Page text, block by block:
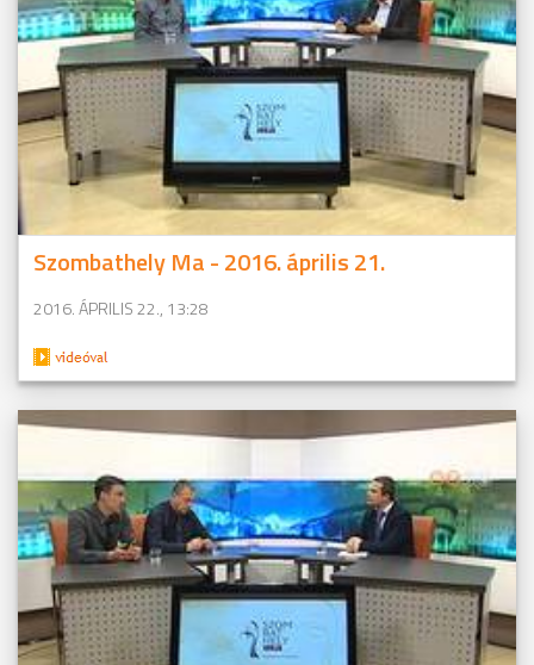
Szombathely Ma - 2016. április 21.
2016. ÁPRILIS 22., 13:28